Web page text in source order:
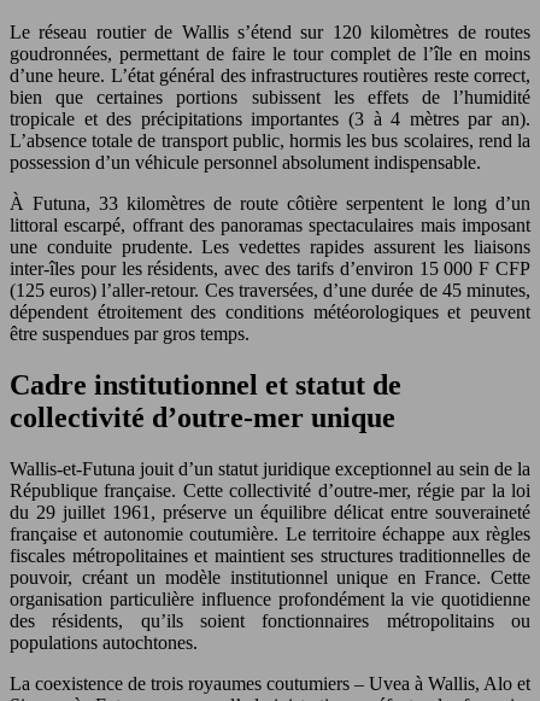
Le réseau routier de Wallis s’étend sur 120 kilomètres de routes
goudronnées, permettant de faire le tour complet de l’île en moins
d’une heure. L’état général des infrastructures routières reste correct,
bien que certaines portions subissent les effets de l’humidité
tropicale et des précipitations importantes (3 à 4 mètres par an).
L’absence totale de transport public, hormis les bus scolaires, rend la
possession d’un véhicule personnel absolument indispensable.
À Futuna, 33 kilomètres de route côtière serpentent le long d’un
littoral escarpé, offrant des panoramas spectaculaires mais imposant
une conduite prudente. Les vedettes rapides assurent les liaisons
inter-îles pour les résidents, avec des tarifs d’environ 15 000 F CFP
(125 euros) l’aller-retour. Ces traversées, d’une durée de 45 minutes,
dépendent étroitement des conditions météorologiques et peuvent
être suspendues par gros temps.
Cadre institutionnel et statut de
collectivité d’outre-mer unique
Wallis-et-Futuna jouit d’un statut juridique exceptionnel au sein de la
République française. Cette collectivité d’outre-mer, régie par la loi
du 29 juillet 1961, préserve un équilibre délicat entre souveraineté
française et autonomie coutumière. Le territoire échappe aux règles
fiscales métropolitaines et maintient ses structures traditionnelles de
pouvoir, créant un modèle institutionnel unique en France. Cette
organisation particulière influence profondément la vie quotidienne
des résidents, qu’ils soient fonctionnaires métropolitains ou
populations autochtones.
La coexistence de trois royaumes coutumiers – Uvea à Wallis, Alo et